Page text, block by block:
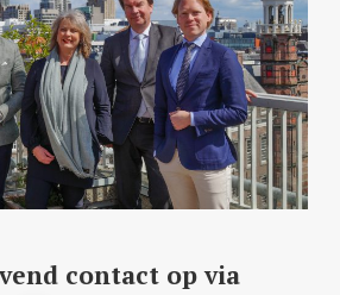
contact op via